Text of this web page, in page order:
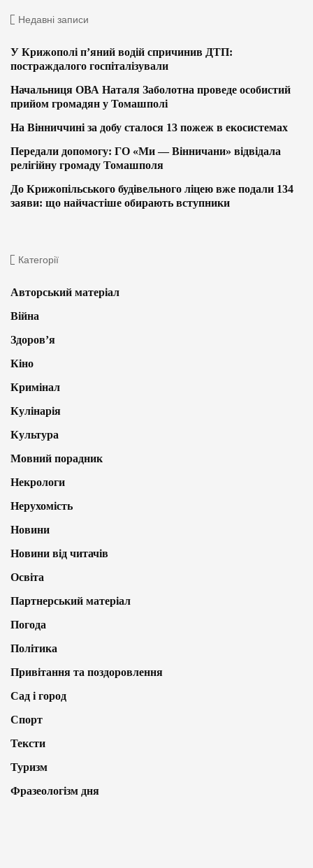
Недавні записи
У Крижополі п’яний водій спричинив ДТП:
постраждалого госпіталізували
Начальниця ОВА Наталя Заболотна проведе особистий
прийом громадян у Томашполі
На Вінниччині за добу сталося 13 пожеж в екосистемах
Передали допомогу: ГО «Ми — Вінничани» відвідала
релігійну громаду Томашполя
До Крижопільського будівельного ліцею вже подали 134
заяви: що найчастіше обирають вступники
Категорії
Авторський матеріал
Війна
Здоров’я
Кіно
Кримінал
Кулінарія
Культура
Мовний порадник
Некрологи
Нерухомість
Новини
Новини від читачів
Освіта
Партнерський матеріал
Погода
Політика
Привітання та поздоровлення
Сад і город
Спорт
Тексти
Туризм
Фразеологізм дня